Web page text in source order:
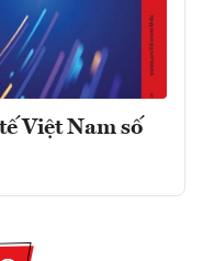
Việt Nam số